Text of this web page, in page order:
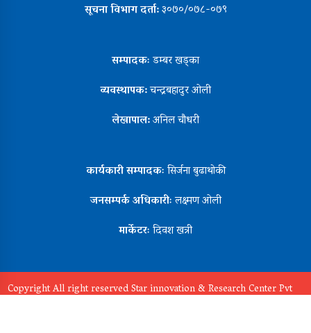
सूचना विभाग दर्ता:३०७०/०७८-०७९
सम्पादकःडम्बर खड्का
व्यवस्थापक:चन्द्रबहादुर ओली
लेखापाल:अनिल चौधरी
कार्यकारी सम्पादकःसिर्जना बुढाथोकी
जनसम्पर्क अधिकारीःलक्ष्मण ओली
मार्केटरःदिवश खत्री
Copyright All right reserved Star innovation & Research Center Pvt